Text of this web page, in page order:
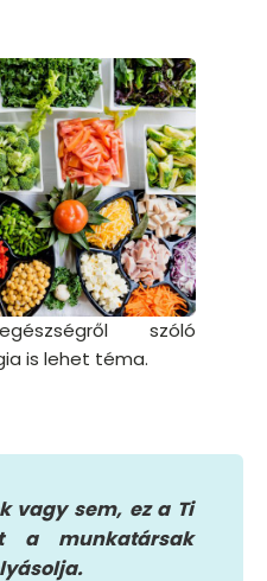
szóló
is lehet téma.
vagy sem, ez a Ti
a munkatársak